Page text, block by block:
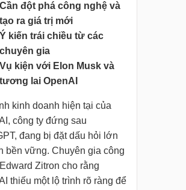
Cần đột phá công nghệ và
tạo ra giá trị mới
Ý kiến trái chiều từ các
chuyên gia
Vụ kiện với Elon Musk và
tương lai OpenAI
kinh doanh hiện tại của
công ty đứng sau
đang bị đặt dấu hỏi lớn
bền vững. Chuyên gia công
Zitron cho rằng
thiếu một lộ trình rõ ràng để